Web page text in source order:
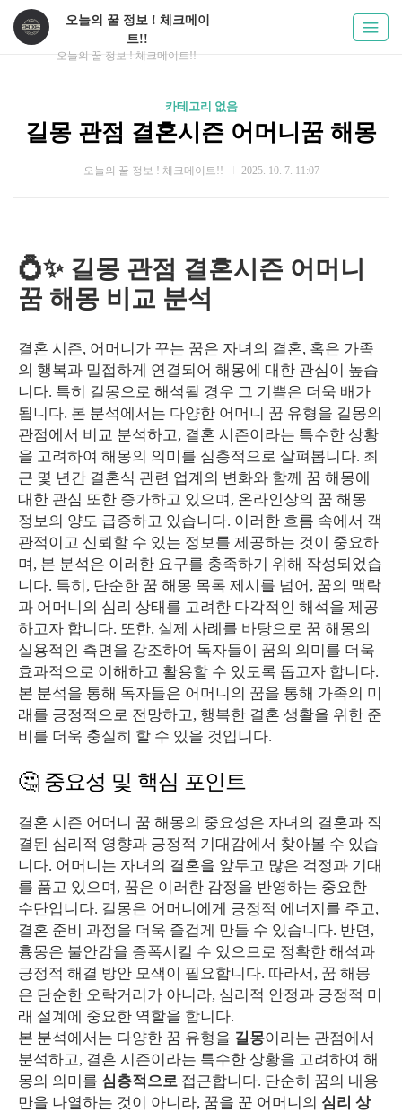
오늘의 꿀 정보 ! 체크메이
트!!
오늘의 꿀 정보 ! 체크메이트!!
카테고리 없음
길몽 관점 결혼시즌 어머니꿈 해몽
오늘의 꿀 정보 ! 체크메이트!! 2025. 10. 7. 11:07
💍✨ 길몽 관점 결혼시즌 어머니
꿈 해몽 비교 분석
결혼 시즌, 어머니가 꾸는 꿈은 자녀의 결혼, 혹은 가족
의 행복과 밀접하게 연결되어 해몽에 대한 관심이 높습
니다. 특히 길몽으로 해석될 경우 그 기쁨은 더욱 배가
됩니다. 본 분석에서는 다양한 어머니 꿈 유형을 길몽의
관점에서 비교 분석하고, 결혼 시즌이라는 특수한 상황
을 고려하여 해몽의 의미를 심층적으로 살펴봅니다. 최
근 몇 년간 결혼식 관련 업계의 변화와 함께 꿈 해몽에
대한 관심 또한 증가하고 있으며, 온라인상의 꿈 해몽
정보의 양도 급증하고 있습니다. 이러한 흐름 속에서 객
관적이고 신뢰할 수 있는 정보를 제공하는 것이 중요하
며, 본 분석은 이러한 요구를 충족하기 위해 작성되었습
니다. 특히, 단순한 꿈 해몽 목록 제시를 넘어, 꿈의 맥락
과 어머니의 심리 상태를 고려한 다각적인 해석을 제공
하고자 합니다. 또한, 실제 사례를 바탕으로 꿈 해몽의
실용적인 측면을 강조하여 독자들이 꿈의 의미를 더욱
효과적으로 이해하고 활용할 수 있도록 돕고자 합니다.
본 분석을 통해 독자들은 어머니의 꿈을 통해 가족의 미
래를 긍정적으로 전망하고, 행복한 결혼 생활을 위한 준
비를 더욱 충실히 할 수 있을 것입니다.
🤔 중요성 및 핵심 포인트
결혼 시즌 어머니 꿈 해몽의 중요성은 자녀의 결혼과 직
결된 심리적 영향과 긍정적 기대감에서 찾아볼 수 있습
니다. 어머니는 자녀의 결혼을 앞두고 많은 걱정과 기대
를 품고 있으며, 꿈은 이러한 감정을 반영하는 중요한
수단입니다. 길몽은 어머니에게 긍정적 에너지를 주고,
결혼 준비 과정을 더욱 즐겁게 만들 수 있습니다. 반면,
흉몽은 불안감을 증폭시킬 수 있으므로 정확한 해석과
긍정적 해결 방안 모색이 필요합니다. 따라서, 꿈 해몽
은 단순한 오락거리가 아니라, 심리적 안정과 긍정적 미
래 설계에 중요한 역할을 합니다.
본 분석에서는 다양한 꿈 유형을 길몽이라는 관점에서
분석하고, 결혼 시즌이라는 특수한 상황을 고려하여 해
몽의 의미를 심층적으로 접근합니다. 단순히 꿈의 내용
만을 나열하는 것이 아니라, 꿈을 꾼 어머니의 심리 상